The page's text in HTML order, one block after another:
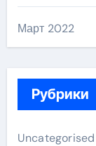
Март 2022
Рубрики
Uncategorised